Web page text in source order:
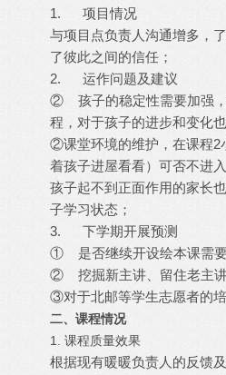
1. 项目情况
与项目点负责人沟通增多，
了彼此之间的信任；
2. 运作问题及建议
② 孩子的稳定性需要加强，
程，对于孩子的进步和变化
②课堂环境的维护，在课程2
着孩子进屋看看）可否不进
孩子起不到正面作用的家长
子学习状态；
3. 下学期开展预测
① 是否继续开设绘本课需要
② 挖掘新主讲、留住老主讲
③对于北邮等学生志愿者的培
二、课程情况
1. 课程质量效果
根据现有暖暖负责人的反馈